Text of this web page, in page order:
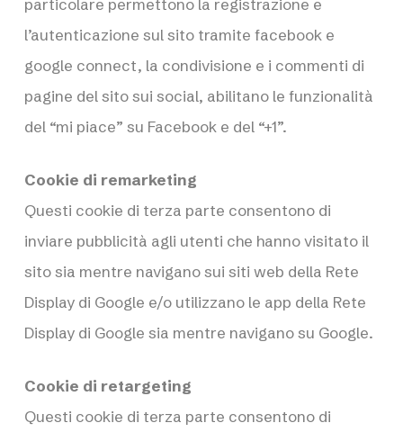
particolare permettono la registrazione e
l’autenticazione sul sito tramite facebook e
google connect, la condivisione e i commenti di
pagine del sito sui social, abilitano le funzionalità
del “mi piace” su Facebook e del “+1”.
Cookie di remarketing
Questi cookie di terza parte consentono di
inviare pubblicità agli utenti che hanno visitato il
sito sia mentre navigano sui siti web della Rete
Display di Google e/o utilizzano le app della Rete
Display di Google sia mentre navigano su Google.
Cookie di retargeting
Questi cookie di terza parte consentono di